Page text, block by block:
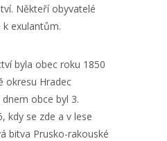
Někteří obyvatelé
exulantům.
byla obec roku 1850
okresu Hradec
obce byl 3.
kdy se zde a v lese
bitva Prusko-rakouské